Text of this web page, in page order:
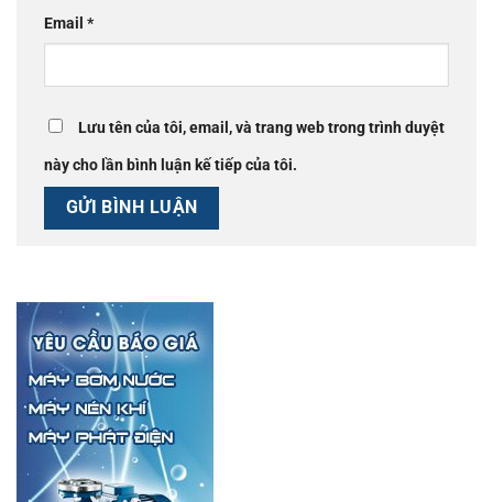
Email *
Lưu tên của tôi, email, và trang web trong trình duyệt
này cho lần bình luận kế tiếp của tôi.